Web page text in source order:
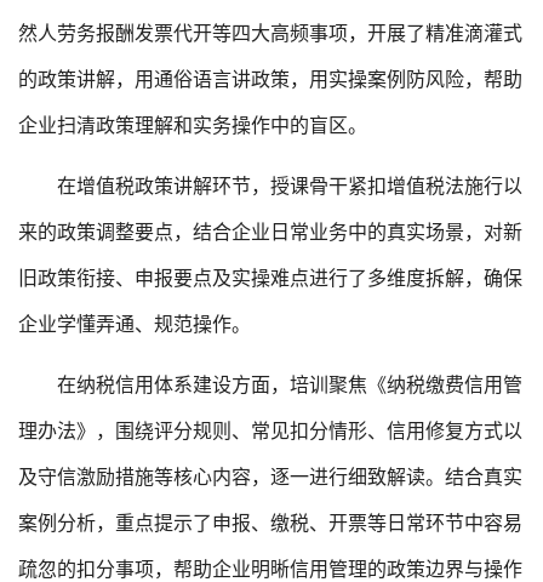
然人劳务报酬发票代开等四大高频事项，开展了精准滴灌式
的政策讲解，用通俗语言讲政策，用实操案例防风险，帮助
企业扫清政策理解和实务操作中的盲区。
在增值税政策讲解环节，授课骨干紧扣增值税法施行以
来的政策调整要点，结合企业日常业务中的真实场景，对新
旧政策衔接、申报要点及实操难点进行了多维度拆解，确保
企业学懂弄通、规范操作。
在纳税信用体系建设方面，培训聚焦《纳税缴费信用管
理办法》，围绕评分规则、常见扣分情形、信用修复方式以
及守信激励措施等核心内容，逐一进行细致解读。结合真实
案例分析，重点提示了申报、缴税、开票等日常环节中容易
疏忽的扣分事项，帮助企业明晰信用管理的政策边界与操作